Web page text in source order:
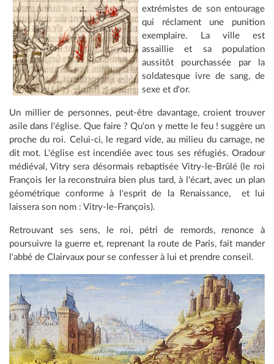
extrémistes de son entourage
qui réclament une punition
exemplaire. La ville est
assaillie et sa population
aussitôt pourchassée par la
soldatesque ivre de sang, de
sexe et d'or.
Un millier de personnes, peut-être davantage, croient trouver
asile dans l'église. Que faire ? Qu'on y mette le feu ! suggère un
proche du roi. Celui-ci, le regard vide, au milieu du carnage, ne
dit mot. L'église est incendiée avec tous ses réfugiés. Oradour
médiéval, Vitry sera désormais rebaptisée Vitry-le-Brûlé (le roi
François Ier la reconstruira bien plus tard, à l'écart, avec un plan
géométrique conforme à l'esprit de la Renaissance, et lui
laissera son nom : Vitry-le-François).
Retrouvant ses sens, le roi, pétri de remords, renonce à
poursuivre la guerre et, reprenant la route de Paris, fait mander
l'abbé de Clairvaux pour se confesser à lui et prendre conseil.